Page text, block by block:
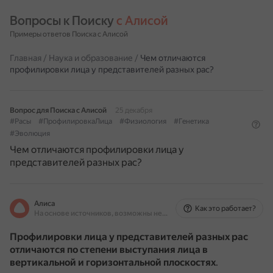
Вопросы к Поиску с Алисой
Примеры ответов Поиска с Алисой
Главная / Наука и образование / Чем отличаются
профилировки лица у представителей разных рас?
Вопрос для Поиска с Алисой
25 декабря
#Расы
#ПрофилировкаЛица #Физиология
#Генетика
#Эволюция
Чем отличаются профилировки лица у
представителей разных рас?
Алиса
На основе источников, возможны неточности
Как это работает?
Профилировки лица у представителей разных рас
отличаются по степени выступания лица в
вертикальной и горизонтальной плоскостях.